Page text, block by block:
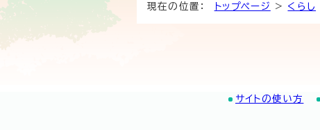
現在の位置： トップページ > くらし
サイトの使い方